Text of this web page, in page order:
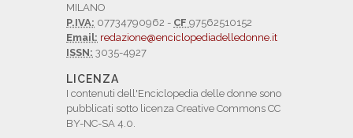
MILANO
P.IVA: 07734790962 - CF 97562510152
Email: redazione@enciclopediadelledonne.it
ISSN: 3035-4927
LICENZA
I contenuti dell'Enciclopedia delle donne sono
pubblicati sotto licenza Creative Commons CC
BY-NC-SA 4.0.